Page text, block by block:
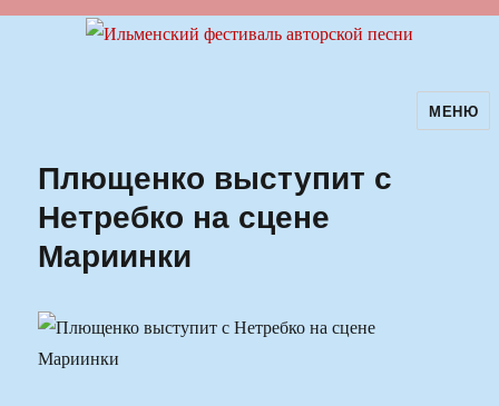
Ильменский фестиваль авторскойМЕНЮ
Плющенко выступит с
Нетребко на сцене
Мариинки